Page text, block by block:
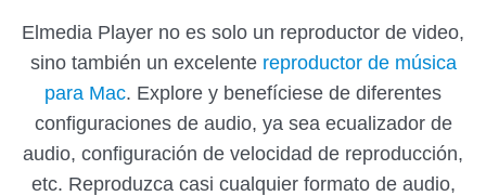
Elmedia Player no es solo un reproductor de video,
sino también un excelente reproductor de música
para Mac. Explore y benefíciese de diferentes
configuraciones de audio, ya sea ecualizador de
audio, configuración de velocidad de reproducción,
etc. Reproduzca casi cualquier formato de audio,